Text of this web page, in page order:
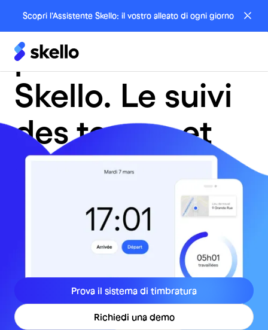
Scopri l'Assistente Skello: il vostro alleato di ogni giorno
controllo.
pointeuse
Skello. Le suivi
des temps et
présences
fiable
Monitora e controlla le ore lavorate dei tuoi dipendenti
in un attimo, ovunque si trovino.
Buste paga perfette e ambiente di lavoro sereno.
Prova il sistema di timbratura
Richiedi una demo